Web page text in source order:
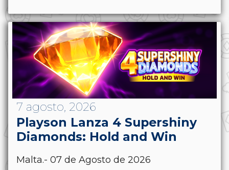
7 agosto, 2026
Playson Lanza 4 Supershiny
Diamonds: Hold and Win
Malta.- 07 de Agosto de 2026